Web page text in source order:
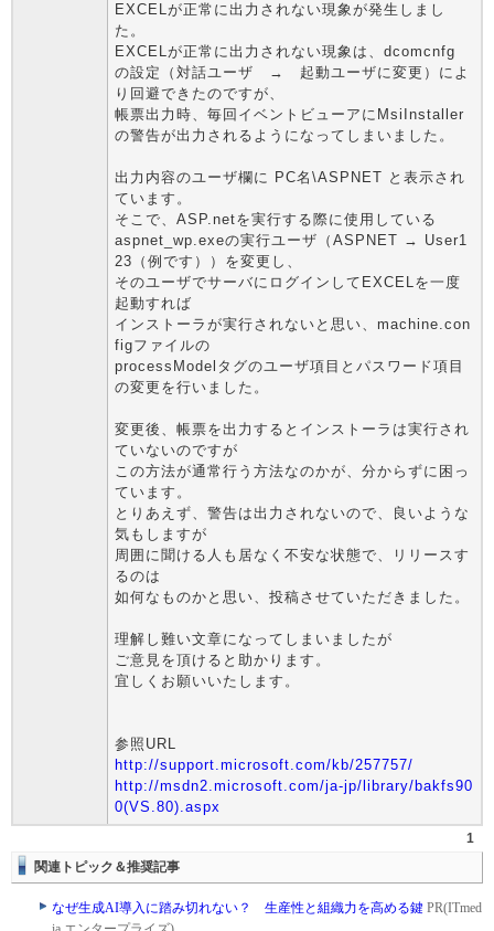
EXCELが正常に出力されない現象が発生しまし
た。
EXCELが正常に出力されない現象は、dcomcnfg
の設定（対話ユーザ → 起動ユーザに変更）によ
り回避できたのですが、
帳票出力時、毎回イベントビューアにMsiInstaller
の警告が出力されるようになってしまいました。
出力内容のユーザ欄に PC名\ASPNET と表示され
ています。
そこで、ASP.netを実行する際に使用している
aspnet_wp.exeの実行ユーザ（ASPNET → User1
23（例です））を変更し、
そのユーザでサーバにログインしてEXCELを一度
起動すれば
インストーラが実行されないと思い、machine.con
figファイルの
processModelタグのユーザ項目とパスワード項目
の変更を行いました。
変更後、帳票を出力するとインストーラは実行され
ていないのですが
この方法が通常行う方法なのかが、分からずに困っ
ています。
とりあえず、警告は出力されないので、良いような
気もしますが
周囲に聞ける人も居なく不安な状態で、リリースす
るのは
如何なものかと思い、投稿させていただきました。
理解し難い文章になってしまいましたが
ご意見を頂けると助かります。
宜しくお願いいたします。
参照URL
http://support.microsoft.com/kb/257757/
http://msdn2.microsoft.com/ja-jp/library/bakfs90
0(VS.80).aspx
1
関連トピック＆推奨記事
なぜ生成AI導入に踏み切れない？ 生産性と組織力を高める鍵 PR(ITmed